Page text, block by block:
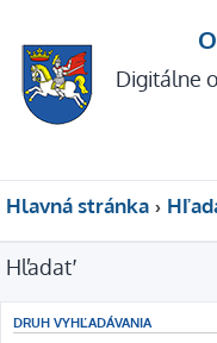
Digitálne
Hlavná stránka
Hľadať
DRUH VYHĽADÁVANIA